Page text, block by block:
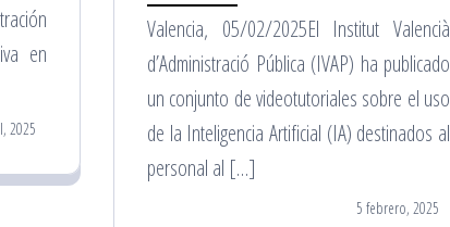
en
2025
Valencia, 05/02/2025El Institut Valencià
d’Administració Pública (IVAP) ha publicado
un conjunto de videotutoriales sobre el uso
de la Inteligencia Artificial (IA) destinados al
personal al […]
5 febrero, 2025